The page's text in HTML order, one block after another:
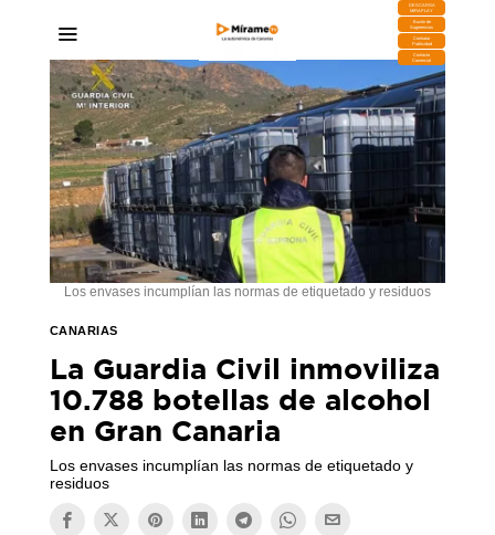
DESCARGA
MIRAPLAY
Buzón de
Sugerencias
Contratar
Publicidad
Contacto
Comercial
Los envases incumplían las normas de etiquetado y residuos
CANARIAS
La Guardia Civil inmoviliza
10.788 botellas de alcohol
en Gran Canaria
Los envases incumplían las normas de etiquetado y
residuos